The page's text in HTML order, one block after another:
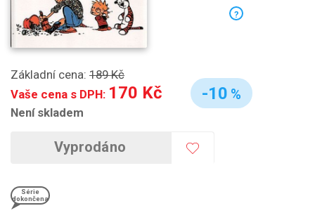
Základní cena: 189 Kč
Vaše cena s DPH: 170 Kč
Není skladem
-10 %
Vyprodáno
Série
dokončena
?